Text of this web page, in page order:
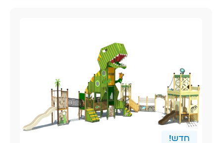
חדש!